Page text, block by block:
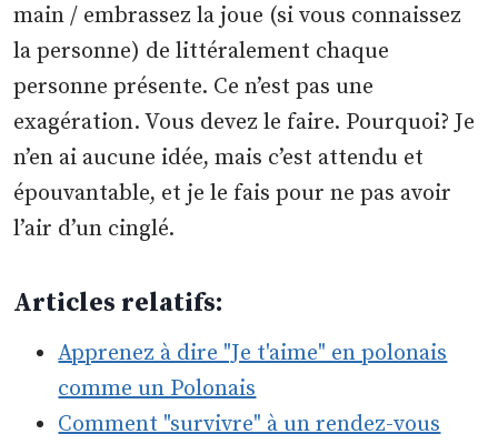
main / embrassez la joue (si vous connaissez
la personne) de littéralement chaque
personne présente. Ce n’est pas une
exagération. Vous devez le faire. Pourquoi? Je
n’en ai aucune idée, mais c’est attendu et
épouvantable, et je le fais pour ne pas avoir
l’air d’un cinglé.
Articles relatifs:
Apprenez à dire "Je t'aime" en polonais
comme un Polonais
Comment "survivre" à un rendez-vous